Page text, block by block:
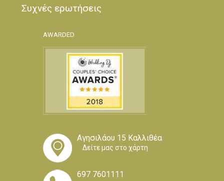
Συχνές ερωτήσεις
AWARDED
Αγησιλάου 15 Καλλιθέα
Δείτε μας στο χάρτη
697 7601111